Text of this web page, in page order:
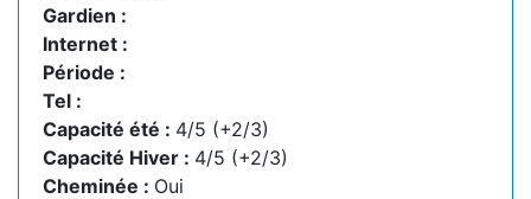
Gardien :
Internet :
Période :
Tel :
Capacité été : 4/5 (+2/3)
Capacité Hiver : 4/5 (+2/3)
Cheminée : Oui